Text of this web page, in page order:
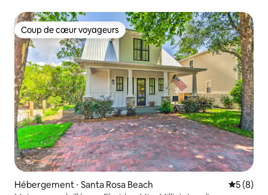
Coup de cœur voyageurs
Coup de cœur voyageurs
Hébergement ⋅ Santa Rosa Beach
5 (8)